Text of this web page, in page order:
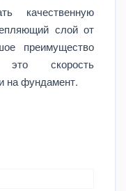
качественную
слой от
преимущество
это скорость
на фундамент.